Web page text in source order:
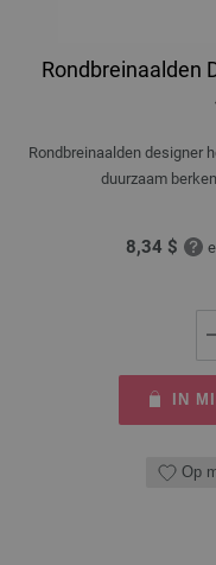
Rondbreinaalden
Rondbreinaalden designer
duurzaam
8,34 $
IN
Op